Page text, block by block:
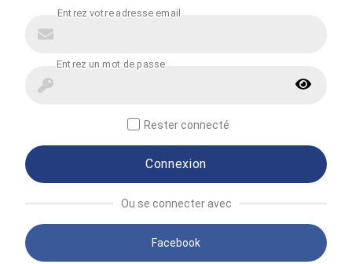
Rester connecté
Connexion
Ou se connecter avec
Facebook